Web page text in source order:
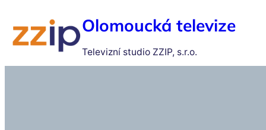
Olomoucká televize
Televizní studio ZZIP, s.r.o.